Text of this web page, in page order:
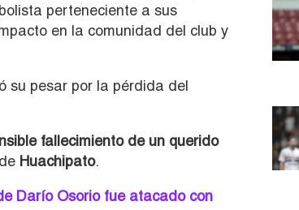
perteneciente a sus
en la comunidad del club y
su pesar por la pérdida del
fallecimiento de un querido
Huachipato.
Darío Osorio fue atacado con